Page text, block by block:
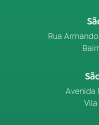
Rua
Avenida